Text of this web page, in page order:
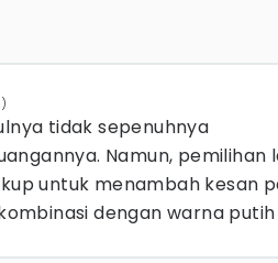
tidak sepenuhnya
Namun, pemilihan
untuk menambah kesan
dengan warna